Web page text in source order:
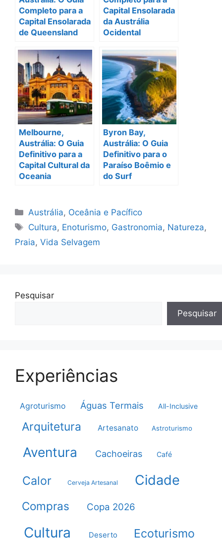
Completo para a
Capital Ensolarada
de Queensland
Capital Ensolarada
da Austrália
Ocidental
Melbourne,
Austrália: O Guia
Definitivo para a
Capital Cultural da
Oceania
Byron Bay,
Austrália: O Guia
Definitivo para o
Paraíso Boêmio e
do Surf
Categorias
Austrália, Oceânia e Pacífico
Tags
Cultura, Enoturismo, Gastronomia, Natureza,
Praia, Vida Selvagem
Pesquisar
Pesquisar
Experiências
Agroturismo Águas Termais All-Inclusive
Arquitetura Artesanato Astroturismo
Aventura Cachoeiras Café
Calor Cerveja Artesanal Cidade
Compras Copa 2026
Cultura Deserto Ecoturismo